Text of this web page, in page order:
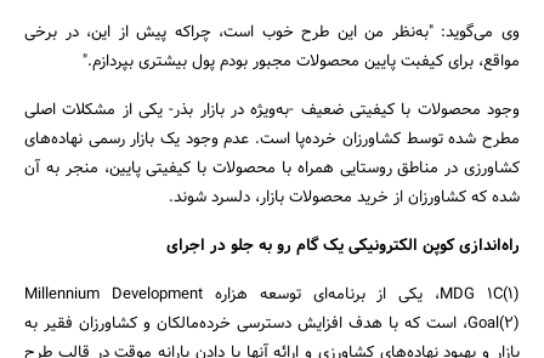
وی می‌گوید: "به‌نظر من این طرح خوب است، چراکه پیش از این، در برخی
مواقع،‌ برای کیفبت پایین محصولات مجبور بودم پول بیشتری بپردازم."
وجود محصولات با کیفیتی ضعیف -به‌ویژه در بازار بذر- یکی از مشکلات اصلی
مطرح شده توسط کشاورزان خرده‌پا است. عدم وجود یک بازار رسمی نهاده‌های
کشاورزی در مناطق روستایی همراه با محصولات با کیفیتی پایین، منجر به آن
شده که کشاورزان از خرید محصولات بازار، دلسرد شوند.
راه‌اندازی کوپن الکترونیکی یک گام رو به جلو در اجرای
MDG 1C(1)، یکی از برنامه‌ای توسعه هزاره Millennium Development
Goal(2)، است که با هدف افزایش دسترسی خرده‌مالکان و کشاورزان فقیر به